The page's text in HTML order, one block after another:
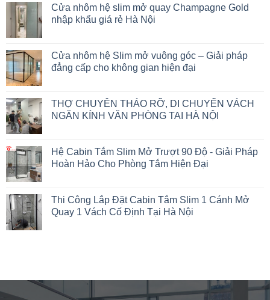
Cửa nhôm hệ slim mở quay Champagne Gold
nhập khẩu giá rẻ Hà Nội
Cửa nhôm hệ Slim mở vuông góc – Giải pháp
đẳng cấp cho không gian hiện đại
THỢ CHUYÊN THÁO RỠ, DI CHUYỂN VÁCH
NGĂN KÍNH VĂN PHÒNG TAI HÀ NỘI
Hệ Cabin Tắm Slim Mở Trượt 90 Độ - Giải Pháp
Hoàn Hảo Cho Phòng Tắm Hiện Đại
Thi Công Lắp Đặt Cabin Tắm Slim 1 Cánh Mở
Quay 1 Vách Cố Định Tại Hà Nội